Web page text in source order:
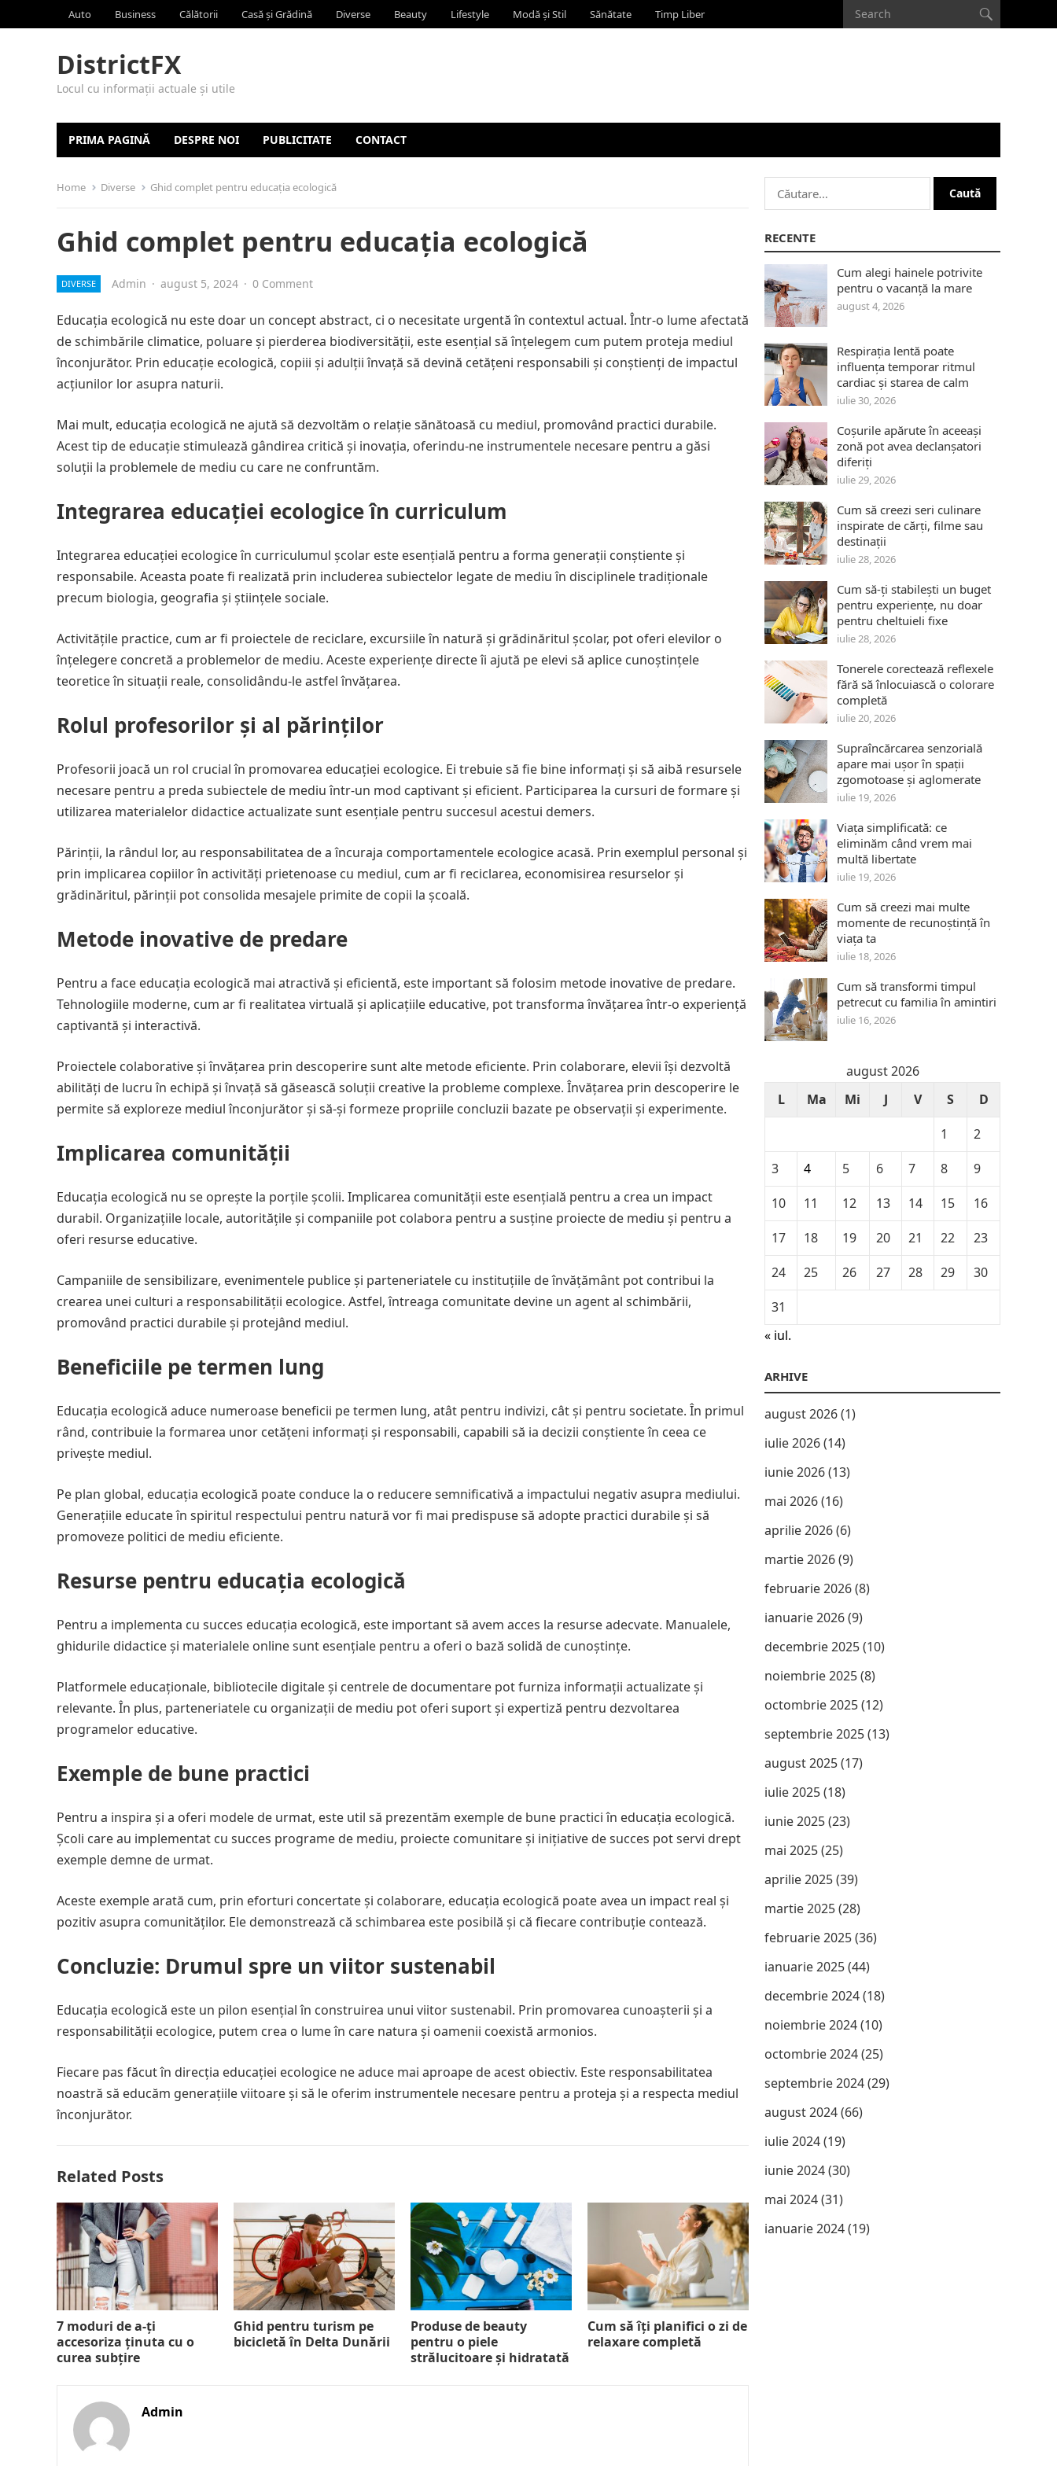
Auto Business Călătorii Casă și Grădină Diverse Beauty Lifestyle Modă și Stil Sănătate Timp Liber
DistrictFX
Locul cu informații actuale și utile
PRIMA PAGINĂ DESPRE NOI PUBLICITATE CONTACT
Home Diverse Ghid complet pentru educația ecologică
Ghid complet pentru educația ecologică
DIVERSE Admin · august 5, 2024 · 0 Comment
Educația ecologică nu este doar un concept abstract, ci o necesitate urgentă în contextul actual. Într-o lume afectată
de schimbările climatice, poluare și pierderea biodiversității, este esențial să înțelegem cum putem proteja mediul
înconjurător. Prin educație ecologică, copiii și adulții învață să devină cetățeni responsabili și conștienți de impactul
acțiunilor lor asupra naturii.
Mai mult, educația ecologică ne ajută să dezvoltăm o relație sănătoasă cu mediul, promovând practici durabile.
Acest tip de educație stimulează gândirea critică și inovația, oferindu-ne instrumentele necesare pentru a găsi
soluții la problemele de mediu cu care ne confruntăm.
Integrarea educației ecologice în curriculum
Integrarea educației ecologice în curriculumul școlar este esențială pentru a forma generații conștiente și
responsabile. Aceasta poate fi realizată prin includerea subiectelor legate de mediu în disciplinele tradiționale
precum biologia, geografia și științele sociale.
Activitățile practice, cum ar fi proiectele de reciclare, excursiile în natură și grădinăritul școlar, pot oferi elevilor o
înțelegere concretă a problemelor de mediu. Aceste experiențe directe îi ajută pe elevi să aplice cunoștințele
teoretice în situații reale, consolidându-le astfel învățarea.
Rolul profesorilor și al părinților
Profesorii joacă un rol crucial în promovarea educației ecologice. Ei trebuie să fie bine informați și să aibă resursele
necesare pentru a preda subiectele de mediu într-un mod captivant și eficient. Participarea la cursuri de formare și
utilizarea materialelor didactice actualizate sunt esențiale pentru succesul acestui demers.
Părinții, la rândul lor, au responsabilitatea de a încuraja comportamentele ecologice acasă. Prin exemplul personal și
prin implicarea copiilor în activități prietenoase cu mediul, cum ar fi reciclarea, economisirea resurselor și
grădinăritul, părinții pot consolida mesajele primite de copii la școală.
Metode inovative de predare
Pentru a face educația ecologică mai atractivă și eficientă, este important să folosim metode inovative de predare.
Tehnologiile moderne, cum ar fi realitatea virtuală și aplicațiile educative, pot transforma învățarea într-o experiență
captivantă și interactivă.
Proiectele colaborative și învățarea prin descoperire sunt alte metode eficiente. Prin colaborare, elevii își dezvoltă
abilități de lucru în echipă și învață să găsească soluții creative la probleme complexe. Învățarea prin descoperire le
permite să exploreze mediul înconjurător și să-și formeze propriile concluzii bazate pe observații și experimente.
Implicarea comunității
Educația ecologică nu se oprește la porțile școlii. Implicarea comunității este esențială pentru a crea un impact
durabil. Organizațiile locale, autoritățile și companiile pot colabora pentru a susține proiecte de mediu și pentru a
oferi resurse educative.
Campaniile de sensibilizare, evenimentele publice și parteneriatele cu instituțiile de învățământ pot contribui la
crearea unei culturi a responsabilității ecologice. Astfel, întreaga comunitate devine un agent al schimbării,
promovând practici durabile și protejând mediul.
Beneficiile pe termen lung
Educația ecologică aduce numeroase beneficii pe termen lung, atât pentru indivizi, cât și pentru societate. În primul
rând, contribuie la formarea unor cetățeni informați și responsabili, capabili să ia decizii conștiente în ceea ce
privește mediul.
Pe plan global, educația ecologică poate conduce la o reducere semnificativă a impactului negativ asupra mediului.
Generațiile educate în spiritul respectului pentru natură vor fi mai predispuse să adopte practici durabile și să
promoveze politici de mediu eficiente.
Resurse pentru educația ecologică
Pentru a implementa cu succes educația ecologică, este important să avem acces la resurse adecvate. Manualele,
ghidurile didactice și materialele online sunt esențiale pentru a oferi o bază solidă de cunoștințe.
Platformele educaționale, bibliotecile digitale și centrele de documentare pot furniza informații actualizate și
relevante. În plus, parteneriatele cu organizații de mediu pot oferi suport și expertiză pentru dezvoltarea
programelor educative.
Exemple de bune practici
Pentru a inspira și a oferi modele de urmat, este util să prezentăm exemple de bune practici în educația ecologică.
Școli care au implementat cu succes programe de mediu, proiecte comunitare și inițiative de succes pot servi drept
exemple demne de urmat.
Aceste exemple arată cum, prin eforturi concertate și colaborare, educația ecologică poate avea un impact real și
pozitiv asupra comunităților. Ele demonstrează că schimbarea este posibilă și că fiecare contribuție contează.
Concluzie: Drumul spre un viitor sustenabil
Educația ecologică este un pilon esențial în construirea unui viitor sustenabil. Prin promovarea cunoașterii și a
responsabilității ecologice, putem crea o lume în care natura și oamenii coexistă armonios.
Fiecare pas făcut în direcția educației ecologice ne aduce mai aproape de acest obiectiv. Este responsabilitatea
noastră să educăm generațiile viitoare și să le oferim instrumentele necesare pentru a proteja și a respecta mediul
înconjurător.
Related Posts
7 moduri de a-ți
accesoriza ținuta cu o
curea subțire
Ghid pentru turism pe
bicicletă în Delta Dunării
Produse de beauty
pentru o piele
strălucitoare și hidratată
Cum să îți planifici o zi de
relaxare completă
Admin
Caută
după:
RECENTE
Cum alegi hainele potrivite
pentru o vacanță la mare
august 4, 2026
Respirația lentă poate
influența temporar ritmul
cardiac și starea de calm
iulie 30, 2026
Coșurile apărute în aceeași
zonă pot avea declanșatori
diferiți
iulie 29, 2026
Cum să creezi seri culinare
inspirate de cărți, filme sau
destinații
iulie 28, 2026
Cum să-ți stabilești un buget
pentru experiențe, nu doar
pentru cheltuieli fixe
iulie 28, 2026
Tonerele corectează reflexele
fără să înlocuiască o colorare
completă
iulie 20, 2026
Supraîncărcarea senzorială
apare mai ușor în spații
zgomotoase și aglomerate
iulie 19, 2026
Viața simplificată: ce
eliminăm când vrem mai
multă libertate
iulie 19, 2026
Cum să creezi mai multe
momente de recunoștință în
viața ta
iulie 18, 2026
Cum să transformi timpul
petrecut cu familia în amintiri
iulie 16, 2026
august 2026
L
Ma Mi J V S
D
1
2
3
4 5 6 7 8
9
10
11 12 13 14 15
16
17
18 19 20 21 22
23
24
25 26 27 28 29
30
31
« iul.
ARHIVE
august 2026(1)
iulie 2026(14)
iunie 2026(13)
mai 2026(16)
aprilie 2026(6)
martie 2026(9)
februarie 2026(8)
ianuarie 2026(9)
decembrie 2025(10)
noiembrie 2025(8)
octombrie 2025(12)
septembrie 2025(13)
august 2025(17)
iulie 2025(18)
iunie 2025(23)
mai 2025(25)
aprilie 2025(39)
martie 2025(28)
februarie 2025(36)
ianuarie 2025(44)
decembrie 2024(18)
noiembrie 2024(10)
octombrie 2024(25)
septembrie 2024(29)
august 2024(66)
iulie 2024(19)
iunie 2024(30)
mai 2024(31)
ianuarie 2024(19)